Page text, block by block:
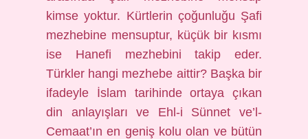
kimse yoktur. Kürtlerin çoğunluğu Şafi
mezhebine mensuptur, küçük bir kısmı
ise Hanefi mezhebini takip eder.
Türkler hangi mezhebe aittir? Başka bir
ifadeyle İslam tarihinde ortaya çıkan
din anlayışları ve Ehl-i Sünnet ve’l-
Cemaat’ın en geniş kolu olan ve bütün